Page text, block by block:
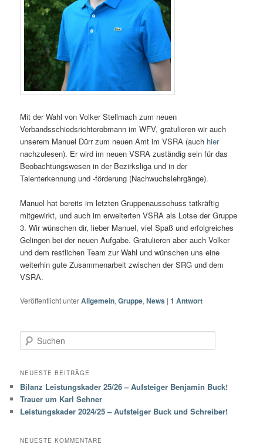
Mit der Wahl von Volker Stellmach zum neuen
Verbandsschiedsrichterobmann im WFV, gratulieren wir auch
unserem Manuel Dürr zum neuen Amt im VSRA (auch hier
nachzulesen). Er wird im neuen VSRA zuständig sein für das
Beobachtungswesen in der Bezirksliga und in der
Talenterkennung und -förderung (Nachwuchslehrgänge).
Manuel hat bereits im letzten Gruppenausschuss tatkräftig
mitgewirkt, und auch im erweiterten VSRA als Lotse der Gruppe
3. Wir wünschen dir, lieber Manuel, viel Spaß und erfolgreiches
Gelingen bei der neuen Aufgabe. Gratulieren aber auch Volker
und dem restlichen Team zur Wahl und wünschen uns eine
weiterhin gute Zusammenarbeit zwischen der SRG und dem
VSRA.
Veröffentlicht unterAllgemein,Gruppe,News |1 Antwort
u
h
n
NEUESTE BEITRÄGE
Bilanz Leistungskader 25/26 – Aufsteiger Benjamin Buck!
Trauer um Karl Sehner
Leistungskader 2024/25 – Aufsteiger Buck und Schreiber!
NEUESTE KOMMENTARE